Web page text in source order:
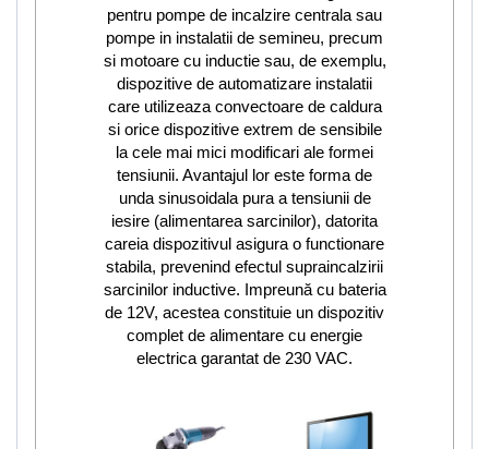
pentru pompe de incalzire centrala sau
pompe in instalatii de semineu, precum
si motoare cu inductie sau, de exemplu,
dispozitive de automatizare instalatii
care utilizeaza convectoare de caldura
si orice dispozitive extrem de sensibile
la cele mai mici modificari ale formei
tensiunii. Avantajul lor este forma de
unda sinusoidala pura a tensiunii de
iesire (alimentarea sarcinilor), datorita
careia dispozitivul asigura o functionare
stabila, prevenind efectul supraincalzirii
sarcinilor inductive. Impreună cu bateria
de 12V, acestea constituie un dispozitiv
complet de alimentare cu energie
electrica garantat de 230 VAC.